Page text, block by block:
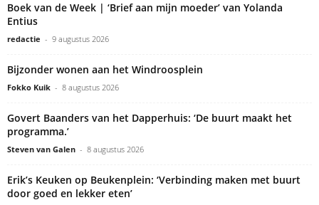
Boek van de Week | ‘Brief aan mijn moeder’ van Yolanda
Entius
redactie - 9 augustus 2026
Bijzonder wonen aan het Windroosplein
Fokko Kuik - 8 augustus 2026
Govert Baanders van het Dapperhuis: ‘De buurt maakt het
programma.’
Steven van Galen - 8 augustus 2026
Erik’s Keuken op Beukenplein: ‘Verbinding maken met buurt
door goed en lekker eten’